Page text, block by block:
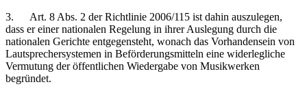
3. Art. 8 Abs. 2 der Richtlinie 2006/115 ist dahin auszulegen,
dass er einer nationalen Regelung in ihrer Auslegung durch die
nationalen Gerichte entgegensteht, wonach das Vorhandensein von
Lautsprechersystemen in Beförderungsmitteln eine widerlegliche
Vermutung der öffentlichen Wiedergabe von Musikwerken
begründet.